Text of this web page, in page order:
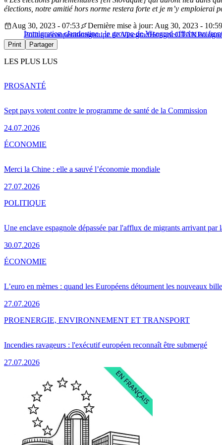
élections, notre amitié hors norme restera forte et je m’y emploierai
Immigration clandestine : le groupe de Visegrad affiche un
Aug 30, 2023 - 07:53
Dernière mise à jour: Aug 30, 2023 - 10:59
Politiquecoopérationgroupe de VisegradHongrieOTAN
Print Partager
LES PLUS LUS
Sept pays votent contre le programme de santé de la Commission
24.07.2026
PROSANTÉ
Merci la Chine : elle a sauvé l’économie mondiale
27.07.2026
ÉCONOMIE
Une enclave espagnole dépassée par l'afflux de migrants arrivant par
30.07.2026
POLITIQUE
L’euro en mèmes : quand les Européens détournent les nouveaux
27.07.2026
ÉCONOMIE
Incendies ravageurs : l'exécutif européen reconnaît être submergé
27.07.2026
PROENERGIE, ENVIRONNEMENT ET TRANSPORT